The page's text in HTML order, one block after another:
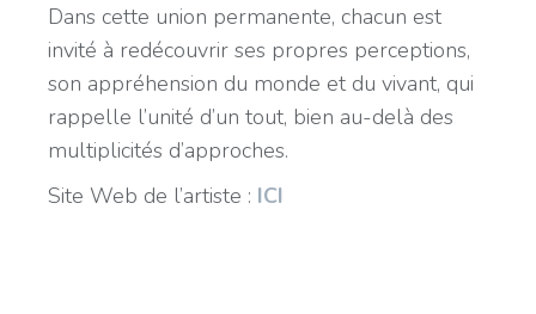
Dans cette union permanente, chacun est
invité à redécouvrir ses propres perceptions,
son appréhension du monde et du vivant, qui
rappelle l’unité d’un tout, bien au-delà des
multiplicités d’approches.
Site Web de l’artiste : ICI